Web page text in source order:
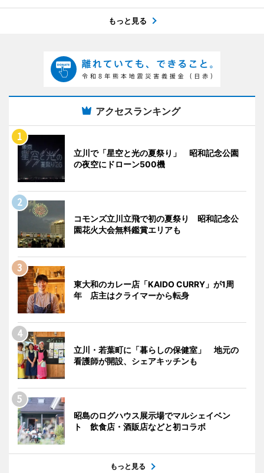
もっと見る
アクセスランキング
立川で「星空と光の夏祭り」 昭和記念公園
の夜空にドローン500機
コモンズ立川立飛で初の夏祭り 昭和記念公
園花火大会無料鑑賞エリアも
東大和のカレー店「KAIDO CURRY」が1周
年 店主はクライマーから転身
立川・若葉町に「暮らしの保健室」 地元の
看護師が開設、シェアキッチンも
昭島のログハウス展示場でマルシェイベン
ト 飲食店・酒販店などと初コラボ
もっと見る